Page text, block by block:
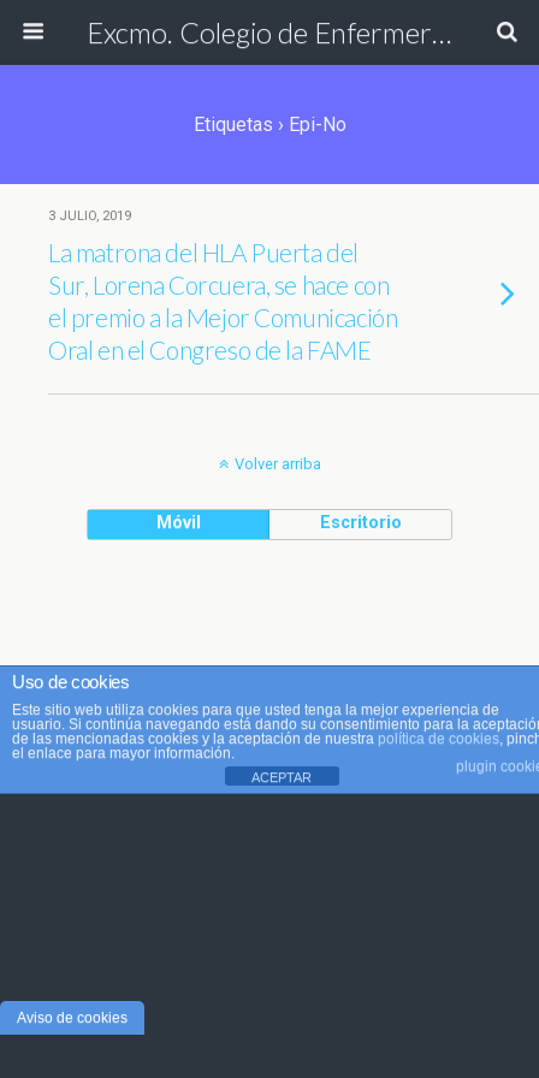
Excmo. Colegio de Enfermería de Cádiz
Etiquetas › Epi-No
3 JULIO, 2019
La matrona del HLA Puerta del
Sur, Lorena Corcuera, se hace con
el premio a la Mejor Comunicación
Oral en el Congreso de la FAME
Volver arriba
Móvil Escritorio
Uso de cookies
Este sitio web utiliza cookies para que usted tenga la mejor experiencia de
usuario. Si continúa navegando está dando su consentimiento para la
de las mencionadas cookies y la aceptación de nuestra política de cookies,
el enlace para mayor información.
plugin
ACEPTAR
Aviso de cookies